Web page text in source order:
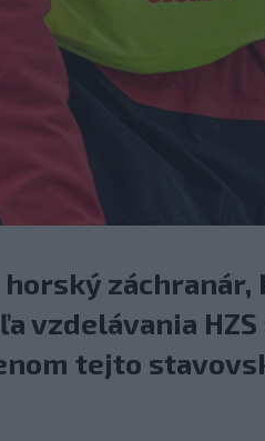
horský
vzdelávania
tejto